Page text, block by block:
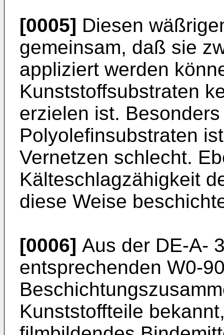
[0005] Diesen
gemeinsam, daß sie
appliziert werden
Kunststoffsubstraten
erzielen ist.
Polyolefinsubstraten
Vernetzen schlecht.
Kälteschlagzähigkeit
diese Weise
[0006] Aus der DE-A-
entsprechenden W0-
Kunststoffteile